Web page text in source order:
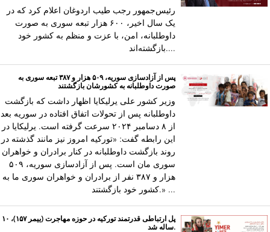
رئیس‌جمهور رجب طیب اردوغان اعلام کرد که در
یک سال اخیر، ۶۰۰ هزار تبعه سوری به‌ صورت
داوطلبانه، امن، با عزت و منظم به کشور خود
بازگشته‌اند....
پس از آزادسازی سوریه، ۵۰۹ هزار و ۳۸۷ تبعه سوری به
صورت داوطلبانه به کشورشان بازگشتند
وزیر کشور علی یرلیکایا اظهار داشت که بازگشت
داوطلبانه پس از تحولات اتفاق افتاده در سوریه بعد
از ۸ دسامبر ۲۰۲۴ سرعت گرفته است. یرلیکایا در
این رابطه گفت: «تورکیه امروز نیز مانند گذشته در
روند بازگشت داوطلبانه در کنار برادران و خواهران
سوری مان است. پس از آزادسازی سوریه، ۵۰۹
هزار و ۳۸۷ نفر از برادران و خواهران سوری ما به
کشور خود بازگشتند.» ...
پل ارتباطی قدرتمند تورکیه در حوزه مهاجرت (ییمر ۱۵۷)، ۱۰
ساله شد.